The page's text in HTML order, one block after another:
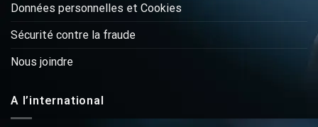
Données personnelles et Cookies
Sécurité contre la fraude
Nous joindre
A l’international